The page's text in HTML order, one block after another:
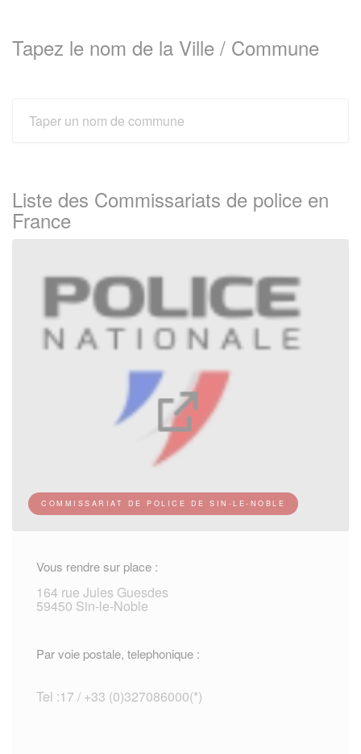
Tapez le nom de la Ville / Commune
Liste des Commissariats de police en
France
COMMISSARIAT DE POLICE DE SIN-LE-NOBLE
Vous rendre sur place :
164 rue Jules Guesdes
59450 Sin-le-Noble
Par voie postale, telephonique :
Tel :17 / +33 (0)327086000(*)